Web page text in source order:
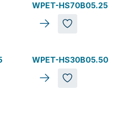
WPET-HS70B05.25
WPET-HS30B05.50